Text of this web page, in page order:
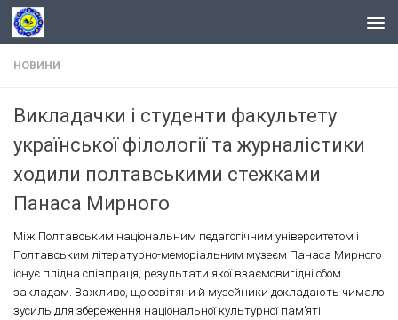
Skip to content
НОВИНИ
Викладачки і студенти факультету
української філології та журналістики
ходили полтавськими стежками
Панаса Мирного
Між Полтавським національним педагогічним університетом і
Полтавським літературно-меморіальним музеєм Панаса Мирного
існує плідна співпраця, результати якої взаємовигідні обом
закладам. Важливо, що освітяни й музейники докладають чимало
зусиль для збереження національної культурної пам’яті.